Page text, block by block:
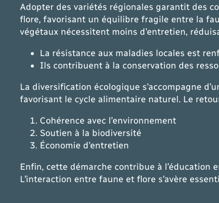
Adopter des variétés régionales garantit des
flore, favorisant un équilibre fragile entre la
végétaux nécessitent moins d’entretien,
La résistance aux maladies locales est
Ils contribuent à la conservation des
La diversification écologique s’accompagne
favorisant le cycle alimentaire naturel. Le
Cohérence avec l’environnement
Soutien à la biodiversité
Économie d’entretien
Enfin, cette démarche contribue à l’éducation
L’interaction entre faune et flore s’avère